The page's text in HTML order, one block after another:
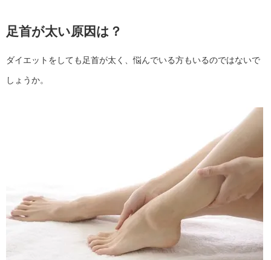
足首が太い原因は？
ダイエットをしても足首が太く、悩んでいる方もいるのではないで
しょうか。